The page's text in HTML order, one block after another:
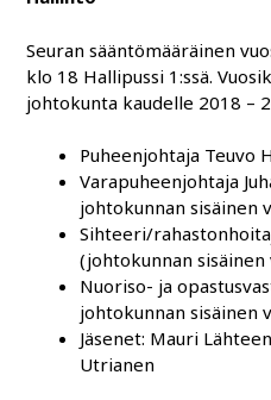
Seuran sääntömääräinen
klo 18 Hallipussi 1:ssä.
johtokunta kaudelle 2018 –
Puheenjohtaja Teuvo
Varapuheenjohtaja
johtokunnan sisäinen
Sihteeri/
(johtokunnan sisäinen
Nuoriso- ja
johtokunnan sisäinen
Jäsenet: Mauri
Utrianen